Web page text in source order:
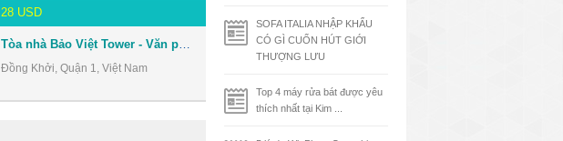
28 USD
Đồng Khởi, Quận 1, Việt Nam
SOFA ITALIA NHẬP KHẨU
CÓ GÌ CUỐN HÚT GIỚI
THƯỢNG LƯU
Top 4 máy rửa bát được yêu
thích nhất tại Kim ...